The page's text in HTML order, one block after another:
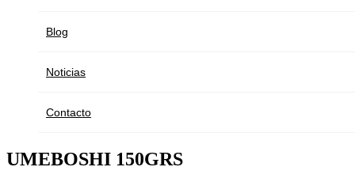
Blog
Noticias
Contacto
UMEBOSHI 150GRS